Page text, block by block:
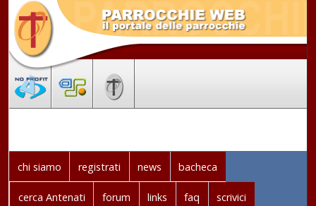
chi siamo registrati news bacheca
cerca Antenati forum links faq scrivici